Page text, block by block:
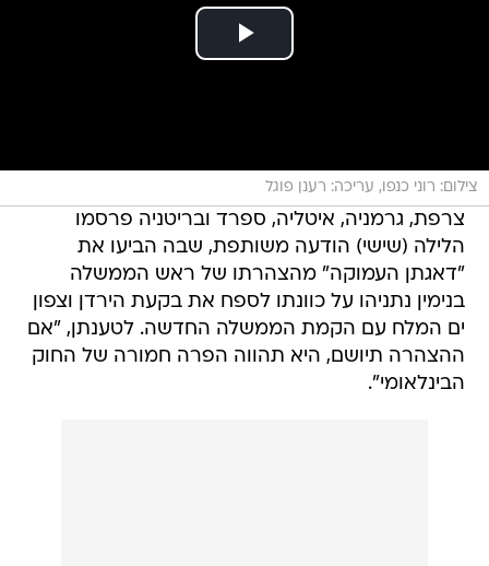
צילום: רוני כנפו, עריכה: רענן פוגל
צרפת, גרמניה, איטליה, ספרד ובריטניה פרסמו
הלילה (שישי) הודעה משותפת, שבה הביעו את
"דאגתן העמוקה" מהצהרתו של ראש הממשלה
בנימין נתניהו על כוונתו לספח את בקעת הירדן וצפון
ים המלח עם הקמת הממשלה החדשה. לטענתן, "אם
ההצהרה תיושם, היא תהווה הפרה חמורה של החוק
הבינלאומי".